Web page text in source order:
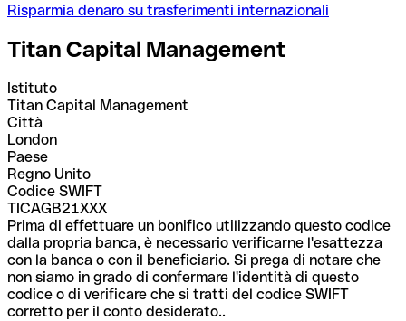
Risparmia denaro su trasferimenti internazionali
Titan Capital Management
Istituto
Titan Capital Management
Città
London
Paese
Regno Unito
Codice SWIFT
TICAGB21XXX
Prima di effettuare un bonifico utilizzando questo codice
dalla propria banca, è necessario verificarne l'esattezza
con la banca o con il beneficiario. Si prega di notare che
non siamo in grado di confermare l'identità di questo
codice o di verificare che si tratti del codice SWIFT
corretto per il conto desiderato..